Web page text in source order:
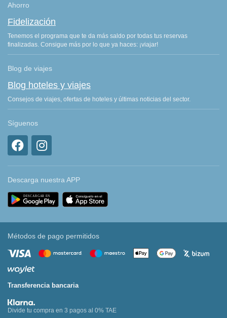
Ahorro
Fidelización
Tenemos el programa que te da más saldo por todas tus reservas
finalizadas. Consigue más por lo que ya haces: ¡viajar!
Blog de viajes
Blog hoteles y viajes
Consejos de viajes, ofertas de hoteles y últimas noticias del sector.
Síguenos
Descarga nuestra APP
Métodos de pago permitidos
Transferencia bancaria
Divide tu compra en 3 pagos al 0% TAE